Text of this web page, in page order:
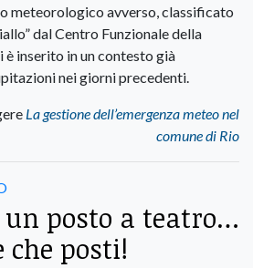
meteorologico avverso, classificato
dal Centro Funzionale della
è inserito in un contesto già
nei giorni precedenti.
La gestione dell’emergenza meteo nel
comune di Rio
posto a teatro…
posti!